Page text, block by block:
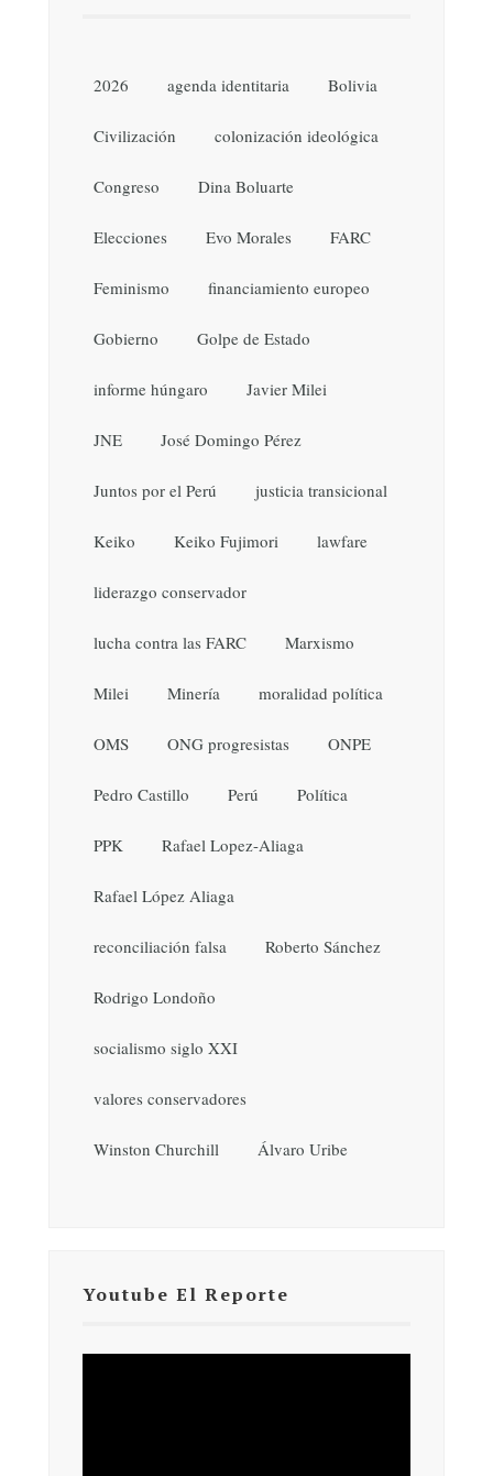
2026 agenda identitaria Bolivia
Civilización colonización ideológica
Congreso Dina Boluarte
Elecciones Evo Morales FARC
Feminismo financiamiento europeo
Gobierno Golpe de Estado
informe húngaro Javier Milei
JNE José Domingo Pérez
Juntos por el Perú justicia transicional
Keiko Keiko Fujimori lawfare
liderazgo conservador
lucha contra las FARC Marxismo
Milei Minería moralidad política
OMS ONG progresistas ONPE
Pedro Castillo Perú Política
PPK Rafael Lopez-Aliaga
Rafael López Aliaga
reconciliación falsa Roberto Sánchez
Rodrigo Londoño
socialismo siglo XXI
valores conservadores
Winston Churchill Álvaro Uribe
Youtube El Reporte